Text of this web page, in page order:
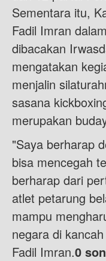
Sementara itu,
Fadil Imran
dibacakan
mengatakan
menjalin
sasana
merupakan
"Saya berharap
bisa mencegah
berharap dari
atlet petarung
mampu
negara di
Fadil Imran.0 son